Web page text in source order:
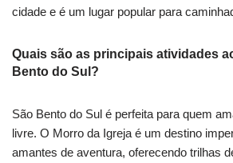
cidade e é um lugar popular para
Quais são as principais atividades
Bento do Sul?
São Bento do Sul é perfeita para quem
livre. O Morro da Igreja é um destino
amantes de aventura, oferecendo trilhas